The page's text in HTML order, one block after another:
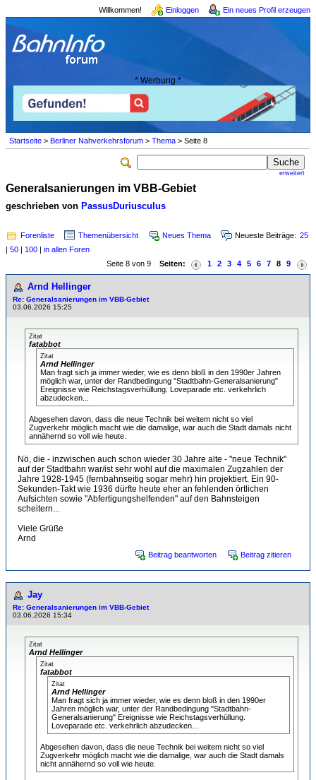
Willkommen! Einloggen Ein neues Profil erzeugen
* Werbung *
Startseite > Berliner Nahverkehrsforum > Thema > Seite 8
erweitert
Generalsanierungen im VBB-Gebiet
geschrieben von PassusDuriusculus
Forenliste Themenübersicht Neues Thema Neueste Beiträge: 25
| 50 | 100 | in allen Foren
Seite 8 von 9 Seiten: 1 2 3 4 5 6 7 8 9
Arnd Hellinger
Re: Generalsanierungen im VBB-Gebiet
03.06.2026 15:25
Zitat
fatabbot
Zitat
Arnd Hellinger
Man fragt sich ja immer wieder, wie es denn bloß in den 1990er Jahren
möglich war, unter der Randbedingung "Stadtbahn-Generalsanierung"
Ereignisse wie Reichstagsverhüllung. Loveparade etc. verkehrlich
abzudecken...
Abgesehen davon, dass die neue Technik bei weitem nicht so viel
Zugverkehr möglich macht wie die damalige, war auch die Stadt damals nicht
annähernd so voll wie heute.
Nö, die - inzwischen auch schon wieder 30 Jahre alte - "neue Technik"
auf der Stadtbahn war/ist sehr wohl auf die maximalen Zugzahlen der
Jahre 1928-1945 (fernbahnseitig sogar mehr) hin projektiert. Ein 90-
Sekunden-Takt wie 1936 dürfte heute eher an fehlenden örtlichen
Aufsichten sowie "Abfertigungshelfenden" auf den Bahnsteigen
scheitern...
Viele Grüße
Arnd
Beitrag beantworten Beitrag zitieren
Jay
Re: Generalsanierungen im VBB-Gebiet
03.06.2026 15:34
Zitat
Arnd Hellinger
Zitat
fatabbot
Zitat
Arnd Hellinger
Man fragt sich ja immer wieder, wie es denn bloß in den 1990er
Jahren möglich war, unter der Randbedingung "Stadtbahn-
Generalsanierung" Ereignisse wie Reichstagsverhüllung.
Loveparade etc. verkehrlich abzudecken...
Abgesehen davon, dass die neue Technik bei weitem nicht so viel
Zugverkehr möglich macht wie die damalige, war auch die Stadt damals
nicht annähernd so voll wie heute.